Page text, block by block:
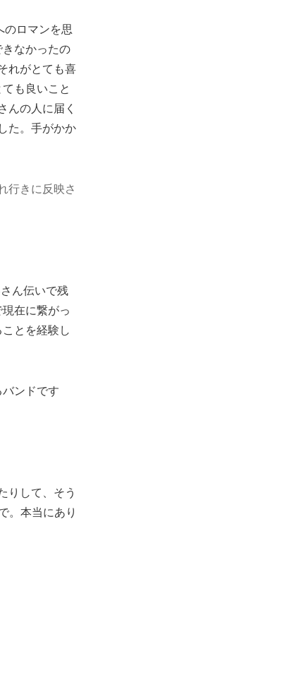
のロマンを思
なかったの
れがとても喜
も良いこと
んの人に届く
た。手がかか
行きに反映さ
ん伝いで残
在に繋がっ
とを経験し
ンドです
りして、そう
。本当にあり